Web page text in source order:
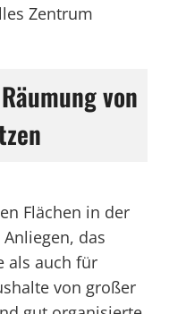
Zentrum
von
Flächen in der
das
als auch für
von großer